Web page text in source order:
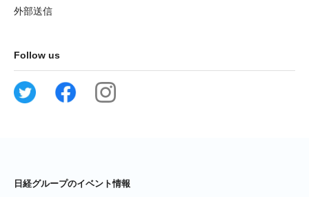
外部送信
Follow us
日経グループのイベント情報